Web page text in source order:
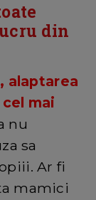
din
alaptarea
mai
nu
sa
Ar fi
mamici